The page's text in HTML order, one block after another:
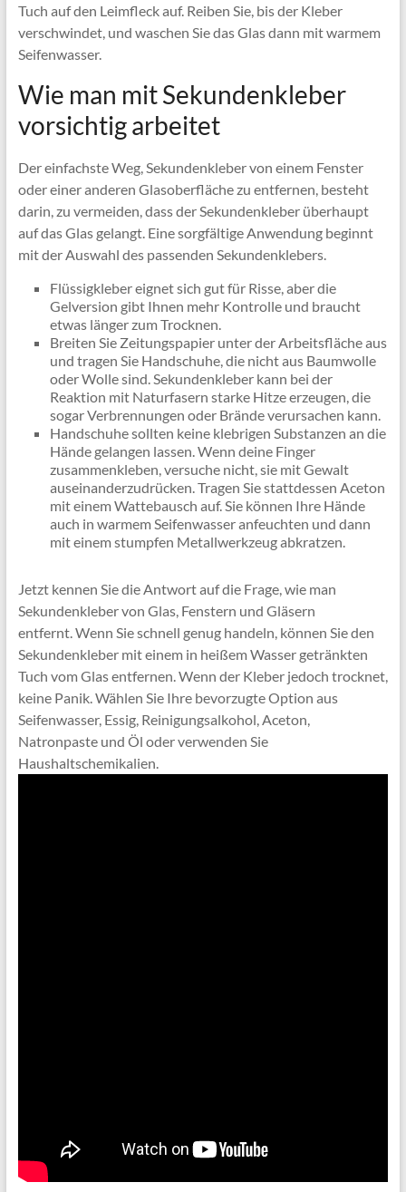
Tuch auf den Leimfleck auf. Reiben Sie, bis der Kleber
verschwindet, und waschen Sie das Glas dann mit warmem
Seifenwasser.
Wie man mit Sekundenkleber
vorsichtig arbeitet
Der einfachste Weg, Sekundenkleber von einem Fenster
oder einer anderen Glasoberfläche zu entfernen, besteht
darin, zu vermeiden, dass der Sekundenkleber überhaupt
auf das Glas gelangt. Eine sorgfältige Anwendung beginnt
mit der Auswahl des passenden Sekundenklebers.
Flüssigkleber eignet sich gut für Risse, aber die
Gelversion gibt Ihnen mehr Kontrolle und braucht
etwas länger zum Trocknen.
Breiten Sie Zeitungspapier unter der Arbeitsfläche aus
und tragen Sie Handschuhe, die nicht aus Baumwolle
oder Wolle sind. Sekundenkleber kann bei der
Reaktion mit Naturfasern starke Hitze erzeugen, die
sogar Verbrennungen oder Brände verursachen kann.
Handschuhe sollten keine klebrigen Substanzen an die
Hände gelangen lassen. Wenn deine Finger
zusammenkleben, versuche nicht, sie mit Gewalt
auseinanderzudrücken. Tragen Sie stattdessen Aceton
mit einem Wattebausch auf. Sie können Ihre Hände
auch in warmem Seifenwasser anfeuchten und dann
mit einem stumpfen Metallwerkzeug abkratzen.
Jetzt kennen Sie die Antwort auf die Frage, wie man
Sekundenkleber von Glas, Fenstern und Gläsern
entfernt. Wenn Sie schnell genug handeln, können Sie den
Sekundenkleber mit einem in heißem Wasser getränkten
Tuch vom Glas entfernen. Wenn der Kleber jedoch trocknet,
keine Panik. Wählen Sie Ihre bevorzugte Option aus
Seifenwasser, Essig, Reinigungsalkohol, Aceton,
Natronpaste und Öl oder verwenden Sie
Haushaltschemikalien.